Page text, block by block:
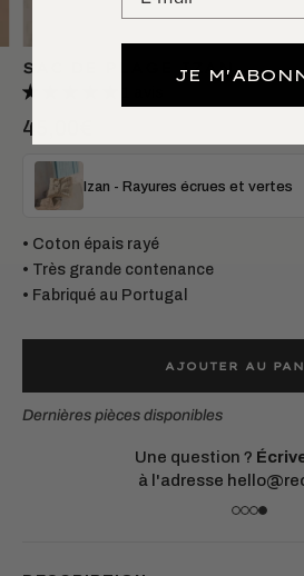
SAC DE PLAGE IZAN
45,00€
Izan - Rayures écrues et vertes
• Coton épais rayé
• Très grande contenance
• Fabriqué au Portugal
AJOUTER AU
Dernières pièces disponibles
Une question ?
à l'adresse
JE